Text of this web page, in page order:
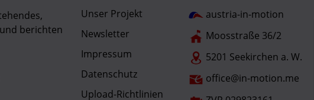
berichten
Unser Projekt
Newsletter
Impressum
Datenschutz
Upload-Richtlinien
austria-in-motion
Moosstraße 36/2
5201 Seekirchen a. W.
office@in-motion.me